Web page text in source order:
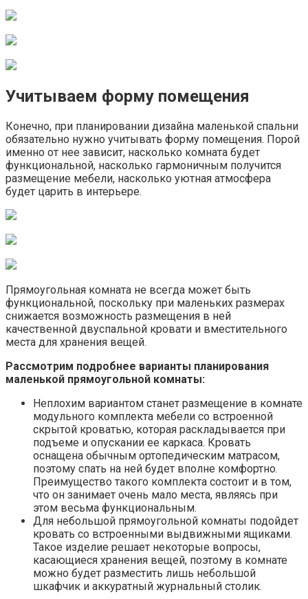
Учитываем форму помещения
Конечно, при планировании дизайна маленькой спальни
обязательно нужно учитывать форму помещения. Порой
именно от нее зависит, насколько комната будет
функциональной, насколько гармоничным получится
размещение мебели, насколько уютная атмосфера
будет царить в интерьере.
Прямоугольная комната не всегда может быть
функциональной, поскольку при маленьких размерах
снижается возможность размещения в ней
качественной двуспальной кровати и вместительного
места для хранения вещей.
Рассмотрим подробнее варианты планирования
маленькой прямоугольной комнаты:
Неплохим вариантом станет размещение в комнате
модульного комплекта мебели со встроенной
скрытой кроватью, которая раскладывается при
подъеме и опускании ее каркаса. Кровать
оснащена обычным ортопедическим матрасом,
поэтому спать на ней будет вполне комфортно.
Преимущество такого комплекта состоит и в том,
что он занимает очень мало места, являясь при
этом весьма функциональным.
Для небольшой прямоугольной комнаты подойдет
кровать со встроенными выдвижными ящиками.
Такое изделие решает некоторые вопросы,
касающиеся хранения вещей, поэтому в комнате
можно будет разместить лишь небольшой
шкафчик и аккуратный журнальный столик.